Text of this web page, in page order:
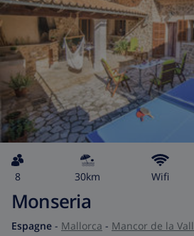
8 30km wifi
Monseria
Espagne - Mallorca - Mancor de la Vall